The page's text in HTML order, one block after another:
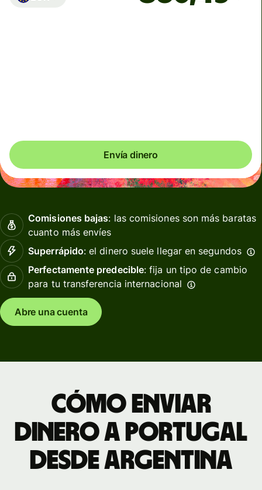
Envía dinero
Comisiones bajas: las comisiones son más baratas
cuanto más envíes
Superrápido: el dinero suele llegar en segundos
Perfectamente predecible: fija un tipo de cambio
para tu transferencia internacional
Abre una cuenta
Cómo enviar
dinero a Portugal
desde Argentina